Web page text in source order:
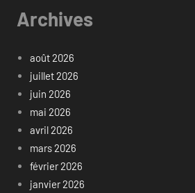
Archives
août 2026
juillet 2026
juin 2026
mai 2026
avril 2026
mars 2026
février 2026
janvier 2026